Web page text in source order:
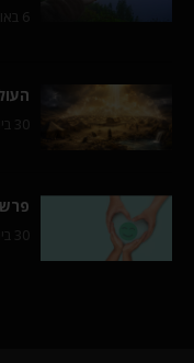
6 באוגוסט 2026
30 ביולי 2026
30 ביולי 2026